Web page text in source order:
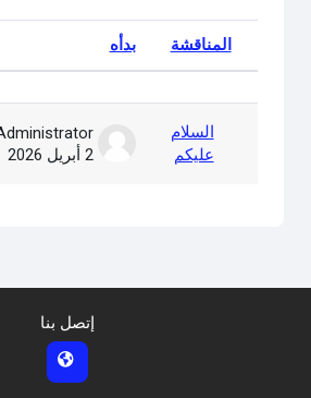
الحالة
المناقشة بدأه
السلام
عليكم
2 أبريل 2026
إتصل بنا